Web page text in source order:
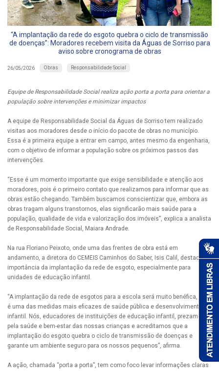
“A implantação da rede do esgoto quebra o ciclo de transmissão
de doenças”: Moradores recebem visita da Águas de Sorriso para
aviso sobre cronograma de obras
26/05/2026 Obras Responsabilidade Social
Equipe de Responsabilidade Social realiza ação porta a porta para orientar a
população sobre intervenções e minimizar impactos
A equipe de Responsabilidade Social da Águas de Sorriso tem realizado
visitas aos moradores desde o início do pacote de obras no município.
Essa é a primeira equipe a entrar em campo, antes mesmo da engenharia,
com o objetivo de informar a população sobre os próximos passos das
intervenções.
“Esse é um momento importante que exige sensibilidade e atenção aos
moradores, pois é o primeiro contato que realizamos para informar que as
obras estão chegando. Também buscamos conscientizar que, embora as
obras tragam alguns transtornos, elas significarão mais saúde para a
população, qualidade de vida e valorização dos imóveis”, explica a analista
de Responsabilidade Social, Maiara Andrade.
Na rua Floriano Peixoto, onde uma das frentes de obra está em
andamento, a diretora do CEMEIS Caminhos do Saber, Isis Calil, destacou a
importância da implantação da rede de esgoto, especialmente para
unidades de educação infantil.
“A implantação da rede de esgotos para a escola será muito benéfica, pois
é uma das medidas mais eficazes de saúde pública e desenvolvimento
infantil. Nós, educadores de instituições de educação infantil, prezamos
pela saúde e bem-estar das nossas crianças e acreditamos que a
implantação do esgoto quebra o ciclo de transmissão de doenças e
garante um ambiente seguro para os nossos pequenos”, afirma.
A ação, chamada “porta a porta”, tem como foco levar informações claras